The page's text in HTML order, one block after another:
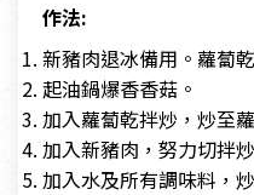
作法:
新豬肉退冰備用。蘿蔔
起油鍋爆香香菇。
加入蘿蔔乾拌炒，炒至
加入新豬肉，努力切拌
加入水及所有調味料，